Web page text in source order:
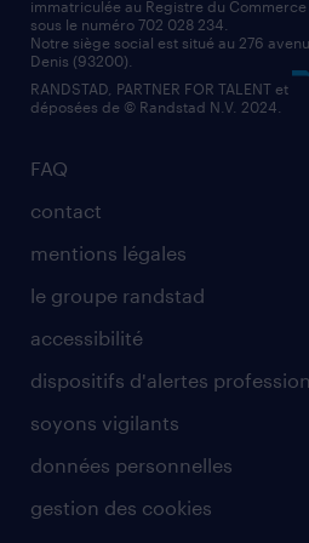
comptable
FAQ
contact
mentions légales
le groupe randstad
accessibilité
dispositifs d'alertes
soyons vigilants
données personnelles
gestion des cookies
immatriculée au Registre du
sous le numéro 702 028 234.
Notre siège social est situé au 276
Denis (93200).
RANDSTAD, PARTNER FOR TALENT et
déposées de © Randstad N.V. 2024.